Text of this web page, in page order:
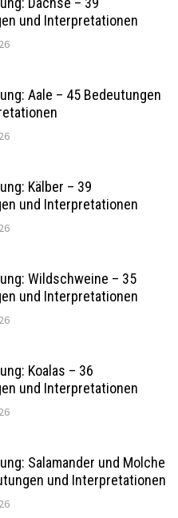
und Interpretationen
Aale – 45 Bedeutungen
Kälber – 39
und Interpretationen
Wildschweine – 35
und Interpretationen
Koalas – 36
und Interpretationen
Salamander und Molche
und Interpretationen